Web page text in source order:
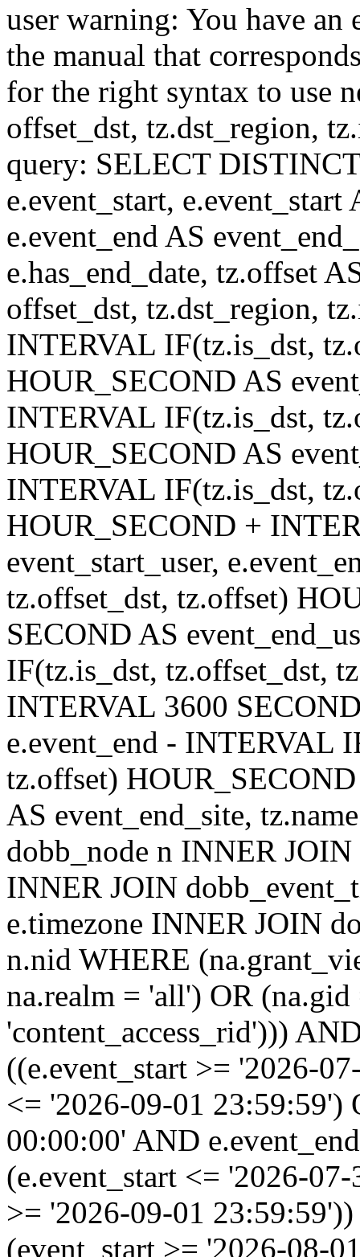
user warning: You have
the manual that
for the right syntax to use
offset_dst, tz.dst_region,
query: SELECT
e.event_start,
e.event_end AS
e.has_end_date, tz.offset
offset_dst, tz.dst_region,
INTERVAL IF(tz.is_dst,
HOUR_SECOND AS
INTERVAL IF(tz.is_dst,
HOUR_SECOND AS
INTERVAL IF(tz.is_dst,
HOUR_SECOND +
event_start_user,
tz.offset_dst, tz.offset)
SECOND AS
IF(tz.is_dst, tz.offset_dst,
INTERVAL 3600
e.event_end - INTERVAL
tz.offset)
AS event_end_site,
dobb_node n INNER
INNER JOIN
e.timezone INNER JOIN
n.nid WHERE
na.realm = 'all') OR
'content_access_rid')))
((e.event_start >= '2026-
<= '2026-09-01 23:59:59')
00:00:00' AND
(e.event_start <= '2026-
>= '2026-09-01
(event_start >= '2026-08-